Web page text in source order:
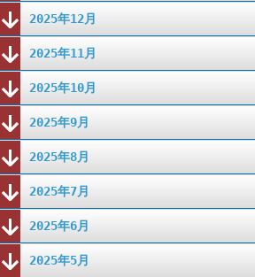
2025年12月
2025年11月
2025年10月
2025年9月
2025年8月
2025年7月
2025年6月
2025年5月